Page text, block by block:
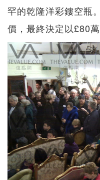
罕的乾隆洋彩鏤空瓶
價，最終決定以£80